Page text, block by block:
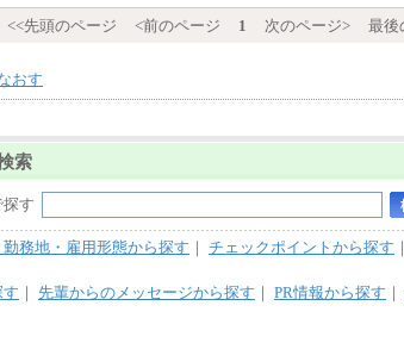
・一律地域手当な
・試用期間中も給
0,500円～(※3)、
※3…愛知県、静
※4…北海道、宮城
野県、新潟県、富
島県、山口県、香
※5…青森県、鳥取
児島県、沖縄県、
<<先頭のページ <前のページ 1 次のページ> 最後
おす
索
す
務地・雇用形態から探す ｜ チェックポイントから探す ｜
｜ 先輩からのメッセージから探す ｜ PR情報から探す ｜